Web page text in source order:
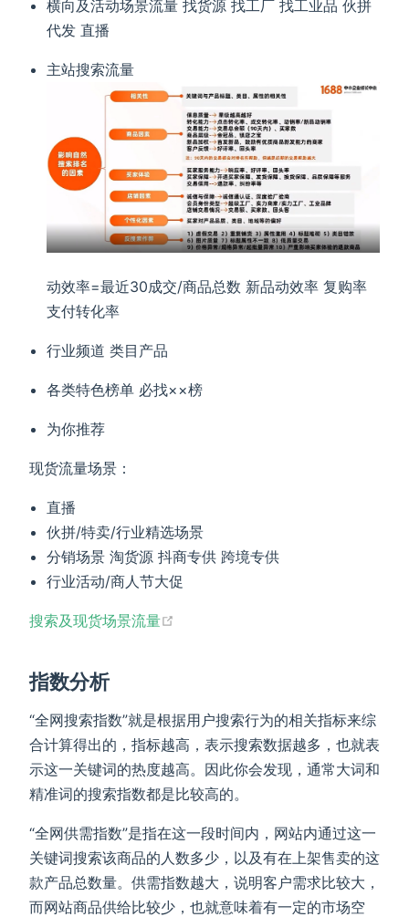
横向及活动场景流量 找货源 找工厂 找工业品 伙拼
代发 直播
主站搜索流量
动效率=最近30成交/商品总数 新品动效率 复购率
支付转化率
行业频道 类目产品
各类特色榜单 必找××榜
为你推荐
现货流量场景：
直播
伙拼/特卖/行业精选场景
分销场景 淘货源 抖商专供 跨境专供
行业活动/商人节大促
搜索及现货场景流量
指数分析
“全网搜索指数”就是根据用户搜索行为的相关指标来综
合计算得出的，指标越高，表示搜索数据越多，也就表
示这一关键词的热度越高。因此你会发现，通常大词和
精准词的搜索指数都是比较高的。
“全网供需指数”是指在这一段时间内，网站内通过这一
关键词搜索该商品的人数多少，以及有在上架售卖的这
款产品总数量。供需指数越大，说明客户需求比较大，
而网站商品供给比较少，也就意味着有一定的市场空